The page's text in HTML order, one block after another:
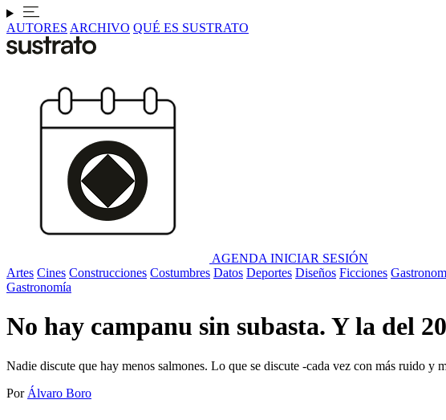
AUTORES ARCHIVO QUÉ ES SUSTRATO
AGENDA INICIAR SESIÓN
Artes Cines Construcciones Costumbres Datos Deportes Diseños Ficciones
Gastronomía
No hay campanu sin subasta. Y la del
Nadie discute que hay menos salmones. Lo que se discute -cada vez con más ruido y
Por Álvaro Boro